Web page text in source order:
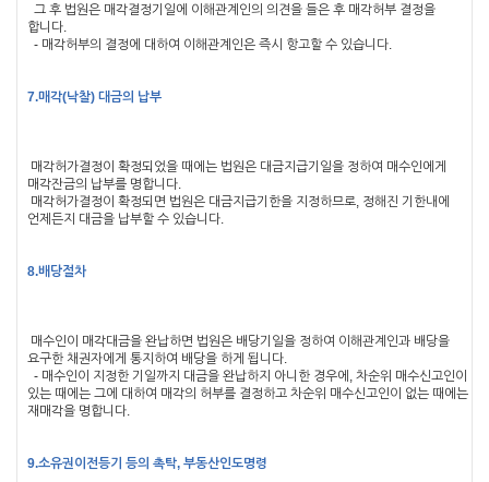
그 후 법원은 매각결정기일에 이해관계인의 의견을 들은 후 매각허부 결정을
합니다
- 매각허부의 결정에 대하여 이해관계인은 즉시 항고할 수 있습니다
7.매각(낙찰) 대금의 납부
매각허가결정이 확정되었을 때에는 법원은 대금지급기일을 정하여 매수인에게
매각잔금의 납부를 명합니다
매각허가결정이 확정되면 법원은 대금지급기한을 지정하므로 정해진 기한내에
언제든지 대금을 납부할 수 있습니다
8.배당절차
매수인이 매각대금을 완납하면 법원은 배당기일을 정하여 이해관계인과 배당을
요구한 채권자에게 통지하여 배당을 하게 됩니다
- 매수인이 지정한 기일까지 대금을 완납하지 아니한 경우에
차순위 매수신고인이
있는 때에는 그에 대하여 매각의 허부를 결정하고 차순위 매수신고인이 없는 때에는
재매각을 명합니다
9.소유권이전등기 등의 촉탁, 부동산인도명령